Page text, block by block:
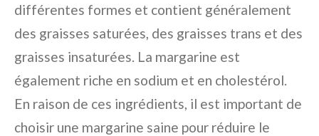
différentes formes et contient généralement
des graisses saturées, des graisses trans et des
graisses insaturées. La margarine est
également riche en sodium et en cholestérol.
En raison de ces ingrédients, il est important de
choisir une margarine saine pour réduire le